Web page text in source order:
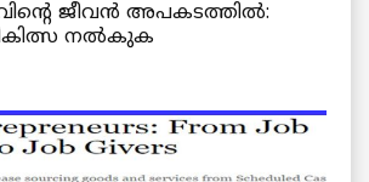
ജീവൻ അപകടത്തിൽ:
നൽകുക